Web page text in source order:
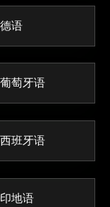
德语
葡萄牙语
西班牙语
印地语